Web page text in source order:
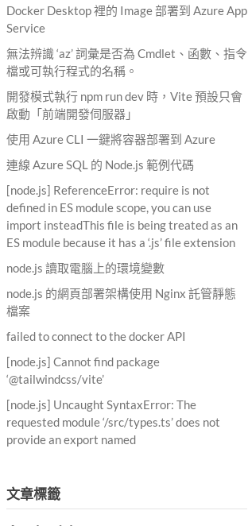
Docker Desktop 裡的 Image 部署到 Azure App
Service
無法辨識 ‘az’ 詞彙是否為 Cmdlet、函數、指令
檔或可執行程式的名稱。
開發模式執行 npm run dev 時，Vite 預設只會
啟動「前端開發伺服器」
使用 Azure CLI 一鍵將容器部署到 Azure
連線 Azure SQL 的 Node.js 範例代碼
[node.js] ReferenceError: require is not
defined in ES module scope, you can use
import insteadThis file is being treated as an
ES module because it has a ‘.js’ file extension
node.js 讀取電腦上的環境變數
node.js 的網頁部署架構使用 Nginx 託管靜態
檔案
failed to connect to the docker API
[node.js] Cannot find package
‘@tailwindcss/vite’
[node.js] Uncaught SyntaxError: The
requested module ‘/src/types.ts’ does not
provide an export named
文章標籤